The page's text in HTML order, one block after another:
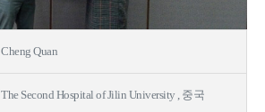
Cheng Quan
The Second Hospital of Jilin University , 중국